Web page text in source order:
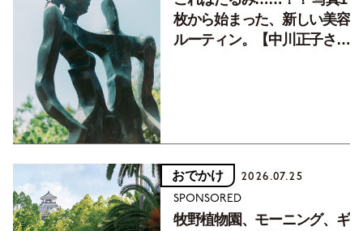
枚から始まった、新しい美容
ルーティン。【中川正子さん
おでかけ 2026.07.25
SPONSORED
牧野植物園、モーニング、ギ